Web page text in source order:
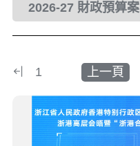
2026-27 財政預算案
1 上一頁